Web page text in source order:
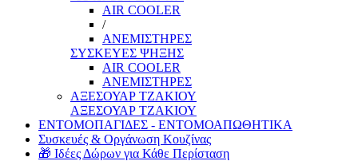
AIR COOLER
/
ΑΝΕΜΙΣΤΗΡΕΣ
ΣΥΣΚΕΥΕΣ ΨΗΞΗΣ
AIR COOLER
ΑΝΕΜΙΣΤΗΡΕΣ
ΑΞΕΣΟΥΑΡ ΤΖΑΚΙΟΥ
ΑΞΕΣΟΥΑΡ ΤΖΑΚΙΟΥ
ΕΝΤΟΜΟΠΑΓΙΔΕΣ - ΕΝΤΟΜΟΑΠΩΘΗΤΙΚΑ
Συσκευές & Οργάνωση Κουζίνας
🎁 Ιδέες Δώρων για Κάθε Περίσταση